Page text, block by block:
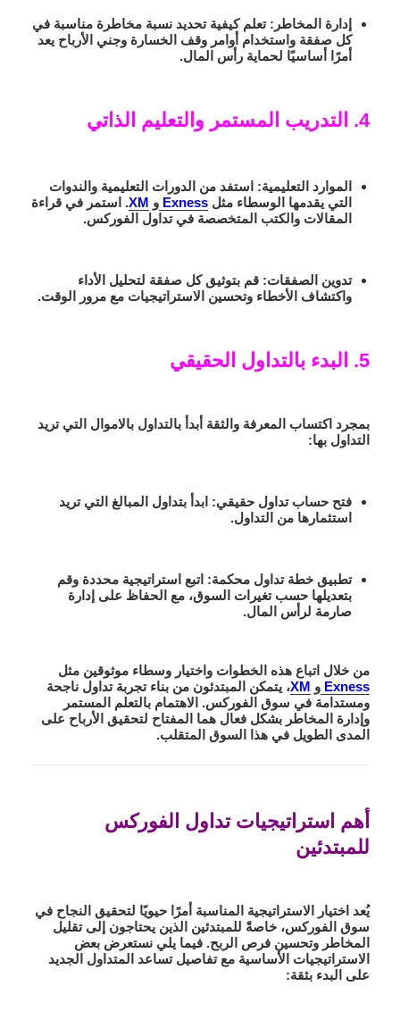
إدارة المخاطر: تعلم كيفية تحديد نسبة مخاطرة مناسبة في
كل صفقة واستخدام أوامر وقف الخسارة وجني الأرباح يعد
أمرًا أساسيًا لحماية رأس المال.
4. التدريب المستمر والتعليم الذاتي
الموارد التعليمية: استفد من الدورات التعليمية والندوات
التي يقدمها الوسطاء مثلExness و XM. استمر في قراءة
المقالات والكتب المتخصصة في تداول الفوركس.
تدوين الصفقات: قم بتوثيق كل صفقة لتحليل الأداء
واكتشاف الأخطاء وتحسين الاستراتيجيات مع مرور الوقت.
5. البدء بالتداول الحقيقي
بمجرد اكتساب المعرفة والثقة أبدأ بالتداول بالاموال التي تريد
التداول بها:
فتح حساب تداول حقيقي: ابدأ بتداول المبالغ التي تريد
استثمارها من التداول.
تطبيق خطة تداول محكمة: اتبع استراتيجية محددة وقم
بتعديلها حسب تغيرات السوق، مع الحفاظ على إدارة
صارمة لرأس المال.
من خلال اتباع هذه الخطوات واختيار وسطاء موثوقين مثل
Exness و XM، يتمكن المبتدئون من بناء تجربة تداول ناجحة
ومستدامة في سوق الفوركس. الاهتمام بالتعلم المستمر
وإدارة المخاطر بشكل فعال هما المفتاح لتحقيق الأرباح على
المدى الطويل في هذا السوق المتقلب.
أهم استراتيجيات تداول الفوركس
للمبتدئين
يُعد اختيار الاستراتيجية المناسبة أمرًا حيويًا لتحقيق النجاح في
سوق الفوركس، خاصةً للمبتدئين الذين يحتاجون إلى تقليل
المخاطر وتحسين فرص الربح. فيما يلي نستعرض بعض
الاستراتيجيات الأساسية مع تفاصيل تساعد المتداول الجديد
على البدء بثقة: